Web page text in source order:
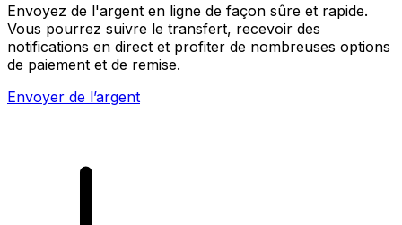
Envoyez de l'argent en ligne de façon sûre et rapide.
Vous pourrez suivre le transfert, recevoir des
notifications en direct et profiter de nombreuses options
de paiement et de remise.
Envoyer de l’argent